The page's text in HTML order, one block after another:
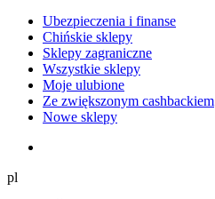
Ubezpieczenia i finanse
Chińskie sklepy
Sklepy zagraniczne
Wszystkie sklepy
Moje ulubione
Ze zwiększonym cashbackiem
Nowe sklepy
pl